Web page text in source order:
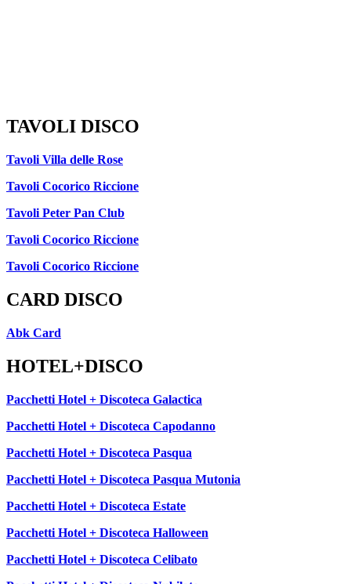
TAVOLI DISCO
Tavoli Villa delle Rose
Tavoli Cocorico Riccione
Tavoli Peter Pan Club
Tavoli Cocorico Riccione
Tavoli Cocorico Riccione
CARD DISCO
Abk Card
HOTEL+DISCO
Pacchetti Hotel + Discoteca Galactica
Pacchetti Hotel + Discoteca Capodanno
Pacchetti Hotel + Discoteca Pasqua
Pacchetti Hotel + Discoteca Pasqua Mutonia
Pacchetti Hotel + Discoteca Estate
Pacchetti Hotel + Discoteca Halloween
Pacchetti Hotel + Discoteca Celibato